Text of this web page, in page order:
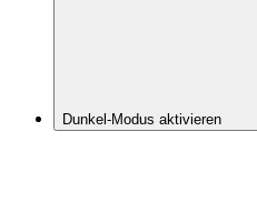
Dunkel-Modus aktivieren